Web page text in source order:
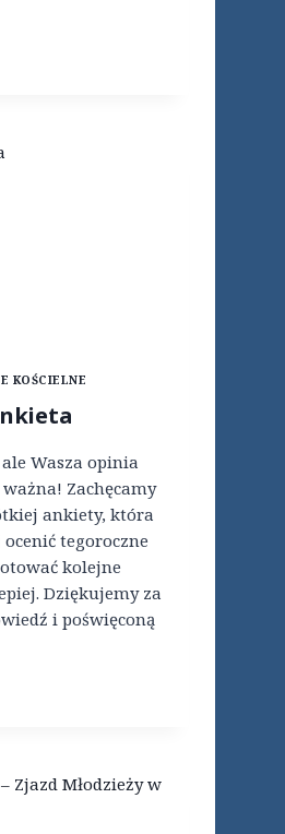
KOŚCIELNE
Wasza opinia
Zachęcamy
ankiety, która
tegoroczne
kolejne
Dziękujemy za
i poświęconą